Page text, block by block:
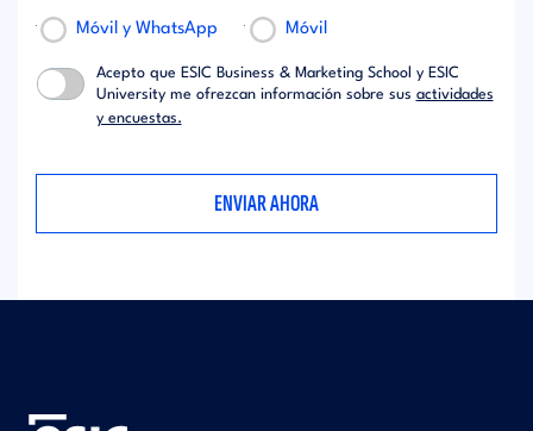
Móvil y WhatsApp Móvil
Acepto que ESIC Business & Marketing School y ESIC
University me ofrezcan información sobre sus actividades
y encuestas.